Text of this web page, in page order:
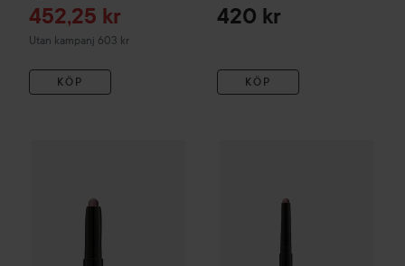
Reapris
452,25 kr
Utan kampanj 603 kr
KÖP
420 kr
KÖP